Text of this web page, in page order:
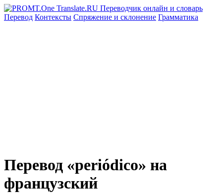
Перевод Контексты Спряжение и склонение Грамматика
Перевод «periódico» на
французский